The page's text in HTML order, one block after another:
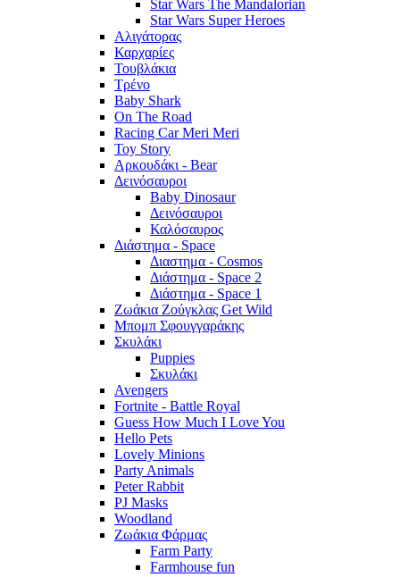
Star Wars The Mandalorian
Star Wars Super Heroes
Αλιγάτορας
Καρχαρίες
Τουβλάκια
Τρένο
Baby Shark
On The Road
Racing Car Meri Meri
Toy Story
Αρκουδάκι - Bear
Δεινόσαυροι
Baby Dinosaur
Δεινόσαυροι
Καλόσαυρος
Διάστημα - Space
Διαστημα - Cosmos
Διάστημα - Space 2
Διάστημα - Space 1
Ζωάκια Ζούγκλας Get Wild
Μπομπ Σφουγγαράκης
Σκυλάκι
Puppies
Σκυλάκι
Avengers
Fortnite - Battle Royal
Guess How Much I Love You
Hello Pets
Lovely Minions
Party Animals
Peter Rabbit
PJ Masks
Woodland
Ζωάκια Φάρμας
Farm Party
Farmhouse fun